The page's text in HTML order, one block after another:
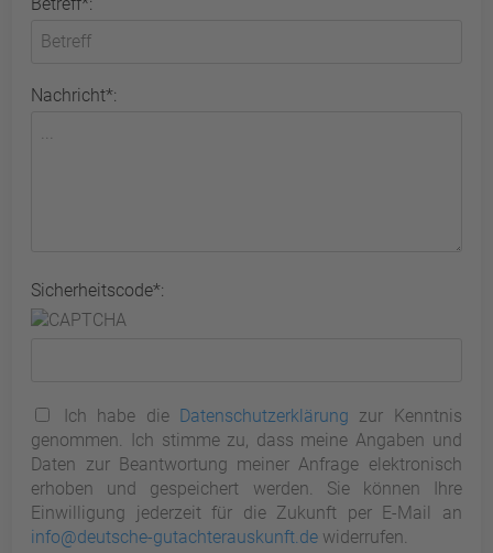
Nachricht*:
Sicherheitscode*:
Ich habe die Datenschutzerklärung zur Kenntnis
genommen. Ich stimme zu, dass meine Angaben und
Daten zur Beantwortung meiner Anfrage elektronisch
erhoben und gespeichert werden. Sie können Ihre
Einwilligung jederzeit für die Zukunft per E-Mail an
info@deutsche-gutachterauskunft.de widerrufen.